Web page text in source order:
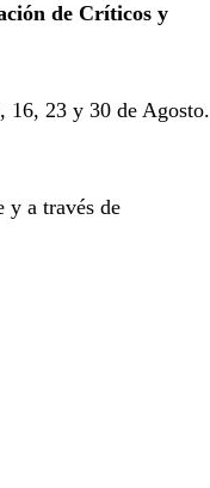
de Críticos y
16, 23 y 30 de Agosto.
y a través de